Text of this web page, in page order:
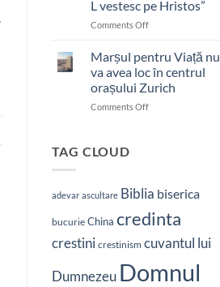
L vestesc pe Hristos”
Comments Offon
bătut
cu
brutalitate
în
Nepal:
L
pe
Marșul pentru Viață nu
va avea loc în centrul
orașului Zurich
Comments Offon
avea
loc
în
orașului
TAG CLOUD
adevar ascultare Biblia biserica
bucurie China credinta
crestini crestinism cuvantul lui
Dumnezeu Domnul